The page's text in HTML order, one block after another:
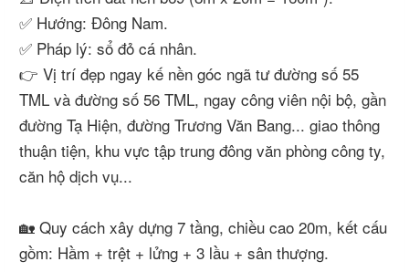
✅ Hướng: Đông Nam.
✅ Pháp lý: sổ đỏ cá nhân.
👉 Vị trí đẹp ngay kế nền góc ngã tư đường số 55
TML và đường số 56 TML, ngay công viên nội bộ, gần
đường Tạ Hiện, đường Trương Văn Bang... giao thông
thuận tiện, khu vực tập trung đông văn phòng công ty,
căn hộ dịch vụ...
🏡 Quy cách xây dựng 7 tầng, chiều cao 20m, kết cấu
gồm: Hầm + trệt + lửng + 3 lầu + sân thượng.